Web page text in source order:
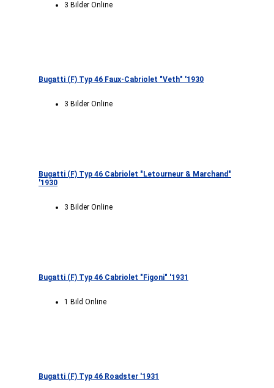
3 Bilder Online
Bugatti (F) Typ 46 Faux-Cabriolet "Veth" '1930
3 Bilder Online
Bugatti (F) Typ 46 Cabriolet "Letourneur & Marchand"
'1930
3 Bilder Online
Bugatti (F) Typ 46 Cabriolet "Figoni" '1931
1 Bild Online
Bugatti (F) Typ 46 Roadster '1931